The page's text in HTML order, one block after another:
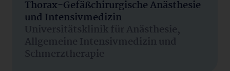
Thorax-Gefäßchirurgische Anästhesie
und Intensivmedizin
Universitätsklinik für Anästhesie,
Allgemeine Intensivmedizin und
Schmerztherapie